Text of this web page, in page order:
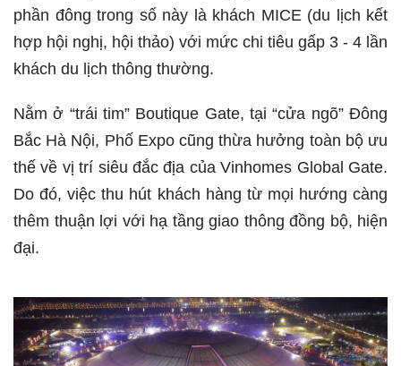
phần đông trong số này là khách MICE (du lịch kết
hợp hội nghị, hội thảo) với mức chi tiêu gấp 3 - 4 lần
khách du lịch thông thường.
Nằm ở “trái tim” Boutique Gate, tại “cửa ngõ” Đông
Bắc Hà Nội, Phố Expo cũng thừa hưởng toàn bộ ưu
thế về vị trí siêu đắc địa của Vinhomes Global Gate.
Do đó, việc thu hút khách hàng từ mọi hướng càng
thêm thuận lợi với hạ tầng giao thông đồng bộ, hiện
đại.